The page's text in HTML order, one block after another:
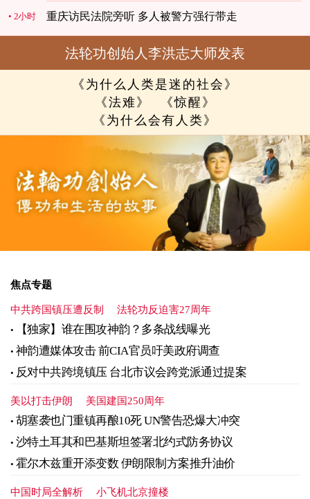
2小时 重庆访民法院旁听 多人被警方强行带走
法轮功创始人李洪志大师发表
《为什么人类是迷的社会》
《法难》
《惊醒》
《为什么会有人类》
焦点专题
中共跨国镇压遭反制 法轮功反迫害27周年
【独家】谁在围攻神韵？多条战线曝光
神韵遭媒体攻击 前CIA官员吁美政府调查
反对中共跨境镇压 台北市议会跨党派通过提案
美以打击伊朗 美国建国250周年
胡塞袭也门重镇再酿10死 UN警告恐爆大冲突
沙特土耳其和巴基斯坦签署北约式防务协议
霍尔木兹重开添变数 伊朗限制方案推升油价
中国时局全解析 小飞机北京撞楼